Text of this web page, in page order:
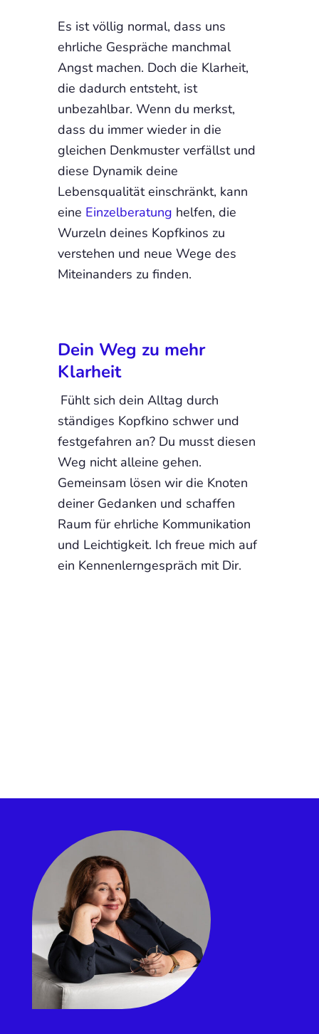
Es ist völlig normal, dass uns
ehrliche Gespräche manchmal
Angst machen. Doch die Klarheit,
die dadurch entsteht, ist
unbezahlbar. Wenn du merkst,
dass du immer wieder in die
gleichen Denkmuster verfällst und
diese Dynamik deine
Lebensqualität einschränkt, kann
eine Einzelberatung helfen, die
Wurzeln deines Kopfkinos zu
verstehen und neue Wege des
Miteinanders zu finden.
Dein Weg zu mehr
Klarheit
Fühlt sich dein Alltag durch
ständiges Kopfkino schwer und
festgefahren an? Du musst diesen
Weg nicht alleine gehen.
Gemeinsam lösen wir die Knoten
deiner Gedanken und schaffen
Raum für ehrliche Kommunikation
und Leichtigkeit. Ich freue mich auf
ein Kennenlerngespräch mit Dir.